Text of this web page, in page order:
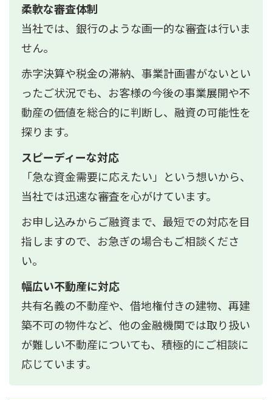
柔軟な審査体制
当社では、銀行のような画一的な審査は行いま
せん。
赤字決算や税金の滞納、事業計画書がないとい
ったご状況でも、お客様の今後の事業展開や不
動産の価値を総合的に判断し、融資の可能性を
探ります。
スピーディーな対応
「急な資金需要に応えたい」という想いから、
当社では迅速な審査を心がけています。
お申し込みからご融資まで、最短での対応を目
指しますので、お急ぎの場合もご相談くださ
い。
幅広い不動産に対応
共有名義の不動産や、借地権付きの建物、再建
築不可の物件など、他の金融機関では取り扱い
が難しい不動産についても、積極的にご相談に
応じています。